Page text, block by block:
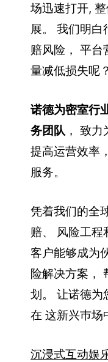
场迅速打开,
展。 我们明白
赔风险， 平台
量减低损失呢？
诺德为密室行
务团队 ， 致
提高运营效率
服务。
凭着我们的全
赔、 风险工程
客户能够成为
险解决方案，
划。 让诺德为
在 这新兴巿场
沉浸式互动娱